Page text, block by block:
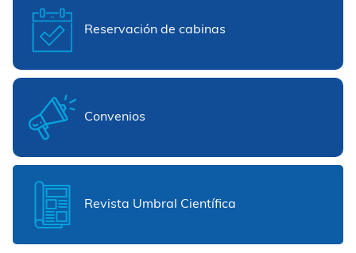
Reservación de cabinas
Convenios
Revista Umbral Científica